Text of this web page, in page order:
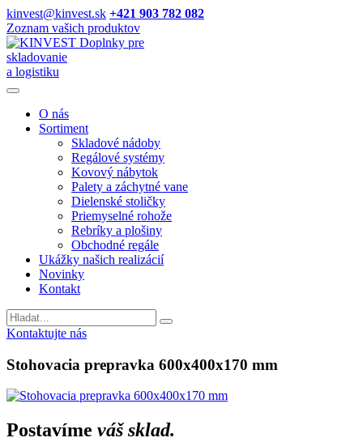
kinvest@kinvest.sk +421 903 782 082
Zoznam vašich produktov
Doplnky pre
skladovanie
a logistiku
O nás
Sortiment
Skladové nádoby
Regálové systémy
Kovový nábytok
Palety a záchytné vane
Dielenské stoličky
Priemyselné rohože
Rebríky a plošiny
Obchodné regále
Ukážky našich realizácií
Novinky
Kontakt
Vyhladavanie
Kontaktujte nás
Stohovacia prepravka 600x400x170 mm
Postavíme váš sklad.